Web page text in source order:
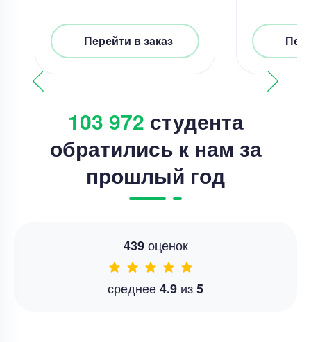
Перейти в заказ
103 972 студента
обратились к нам за
прошлый год
439оценок
среднее4.9 из5